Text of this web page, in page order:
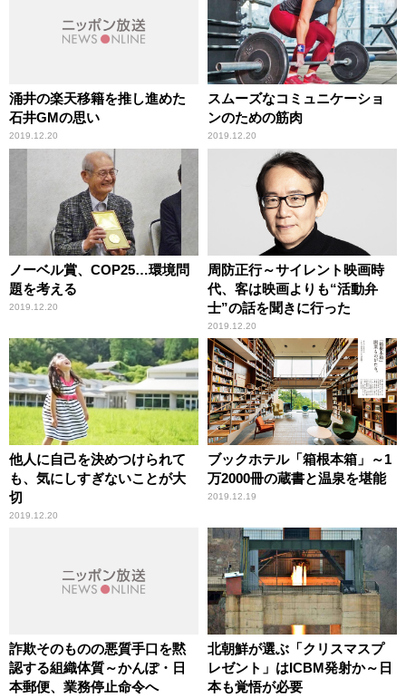
涌井の楽天移籍を推し進めた
石井GMの思い
2019.12.20
スムーズなコミュニケーショ
ンのための筋肉
2019.12.20
ノーベル賞、COP25…環境問
題を考える
2019.12.20
周防正行～サイレント映画時
代、客は映画よりも“活動弁
士”の話を聞きに行った
2019.12.20
他人に自己を決めつけられて
も、気にしすぎないことが大
切
2019.12.20
ブックホテル「箱根本箱」～1
万2000冊の蔵書と温泉を堪能
2019.12.19
詐欺そのものの悪質手口を黙
認する組織体質～かんぽ・日
本郵便、業務停止命令へ
北朝鮮が選ぶ「クリスマスプ
レゼント」はICBM発射か～日
本も覚悟が必要